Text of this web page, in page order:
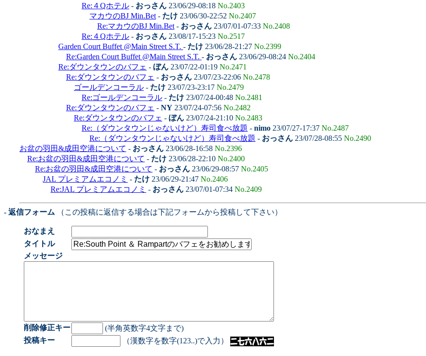
Re:４Qホテル - おっさん 23/06/29-08:18 No.2403
マカウのBJ Min.Bet - たけ 23/06/30-22:52 No.2407
Re:マカウのBJ Min.Bet - おっさん 23/07/01-07:33 No.2408
Re:４Qホテル - おっさん 23/08/17-15:23 No.2517
Garden Court Buffet @Main Street S.T. - たけ 23/06/28-21:27 No.2399
Re:Garden Court Buffet @Main Street S.T. - おっさん 23/06/29-08:24 No.2404
Re:ダウンタウンのバフェ - ぼん 23/07/22-01:19 No.2471
Re:ダウンタウンのバフェ - おっさん 23/07/23-22:06 No.2478
ゴールデンコーラル - たけ 23/07/23-23:17 No.2479
Re:ゴールデンコーラル - たけ 23/07/24-00:48 No.2481
Re:ダウンタウンのバフェ - NY 23/07/24-07:56 No.2482
Re:ダウンタウンのバフェ - ぼん 23/07/24-21:10 No.2483
Re:（ダウンタウンじゃないけど）寿司食べ放題 - nimo 23/07/27-17:37 No.2487
Re:（ダウンタウンじゃないけど）寿司食べ放題 - おっさん 23/07/28-08:55 No.2490
お盆の羽田&成田空港について - おっさん 23/06/28-16:58 No.2396
Re:お盆の羽田&成田空港について - たけ 23/06/28-22:10 No.2400
Re:お盆の羽田&成田空港について - おっさん 23/06/29-08:57 No.2405
JAL プレミアムエコノミ - たけ 23/06/29-21:47 No.2406
Re:JAL プレミアムエコノミ - おっさん 23/07/01-07:34 No.2409
- 返信フォーム （この投稿に返信する場合は下記フォームから投稿して下さい）
おなまえ
タイトル
メッセージ
削除修正キー
(半角英数字4文字まで)
投稿キー
（漢数字を数字(123..)で入力）